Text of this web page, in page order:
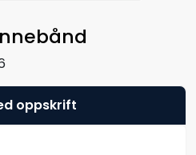
oppskrift